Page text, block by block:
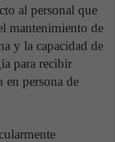
al personal que
mantenimiento de
y la capacidad de
para recibir
en persona de